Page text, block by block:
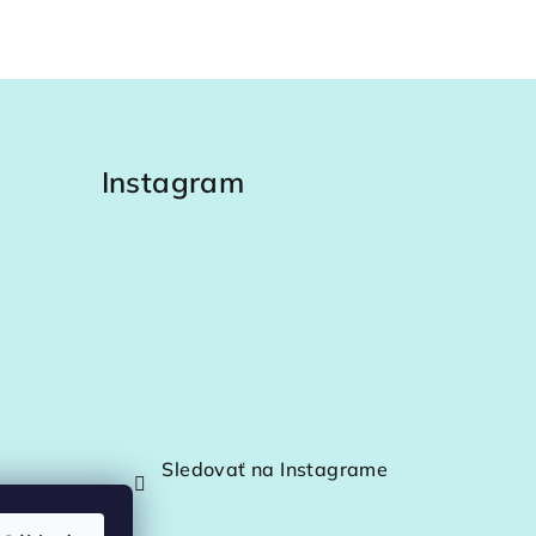
Instagram
Sledovať na Instagrame